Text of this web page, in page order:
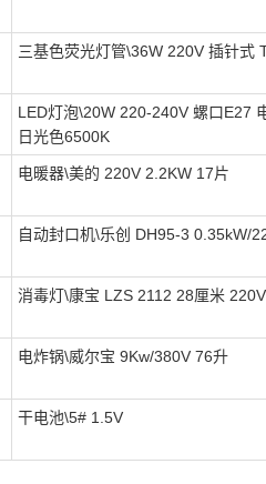
三基色荧光灯管\36W 220V 插针式
LED灯泡\20W 220-240V 螺口E27
日光色6500K
电暖器\美的 220V 2.2KW 17片
自动封口机\乐创 DH95-3 0.35kW/
消毒灯\康宝 LZS 2112 28厘米
电炸锅\威尔宝 9Kw/380V 76升
干电池\5# 1.5V